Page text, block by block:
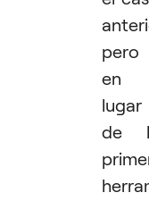
pero
en
lugar
de